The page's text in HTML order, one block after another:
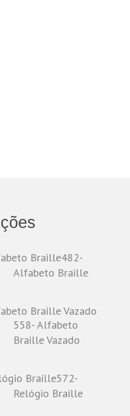
482-
Alfabeto Braille
558- Alfabeto
Braille Vazado
572-
Relógio Braille